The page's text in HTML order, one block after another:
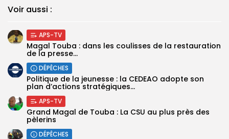
Voir aussi :
APS-TV
Magal Touba : dans les coulisses de la restauration
de la presse...
DÉPÊCHES
Politique de la jeunesse : la CEDEAO adopte son
plan d’actions stratégiques...
APS-TV
Grand Magal de Touba : La CSU au plus près des
pèlerins
DÉPÊCHES